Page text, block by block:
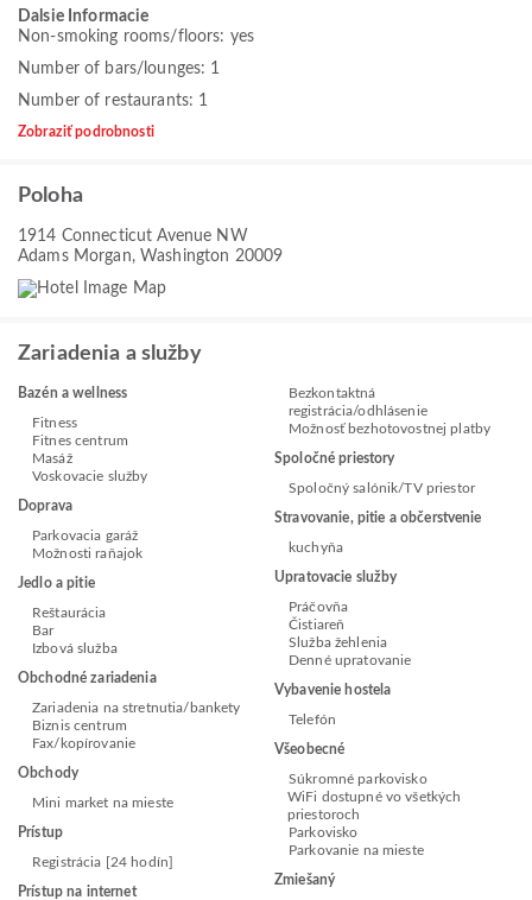
Dalsie Informacie
Non-smoking rooms/floors: yes
Number of bars/lounges: 1
Number of restaurants: 1
Zobraziť podrobnosti
Poloha
1914 Connecticut Avenue NW
Adams Morgan, Washington 20009
Zariadenia a služby
Bazén a wellness
Fitness
Fitnes centrum
Masáž
Voskovacie služby
Doprava
Parkovacia garáž
Možnosti raňajok
Jedlo a pitie
Reštaurácia
Bar
Izbová služba
Obchodné zariadenia
Zariadenia na stretnutia/bankety
Biznis centrum
Fax/kopírovanie
Obchody
Mini market na mieste
Prístup
Registrácia [24 hodín]
Prístup na internet
Bezkontaktná
registrácia/odhlásenie
Možnosť bezhotovostnej platby
Spoločné priestory
Spoločný salónik/TV priestor
Stravovanie, pitie a občerstvenie
kuchyňa
Upratovacie služby
Práčovňa
Čistiareň
Služba žehlenia
Denné upratovanie
Vybavenie hostela
Telefón
Všeobecné
Súkromné parkovisko
WiFi dostupné vo všetkých
priestoroch
Parkovisko
Parkovanie na mieste
Zmiešaný